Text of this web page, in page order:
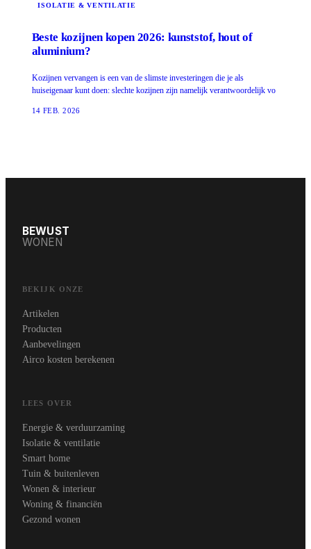
ISOLATIE & VENTILATIE
Beste kozijnen kopen 2026: kunststof, hout of
aluminium?
Kozijnen vervangen is een van de slimste investeringen die je als
huiseigenaar kunt doen: slechte kozijnen zijn namelijk verantwoordelijk vo
14 FEB. 2026
BEWUST
WONEN
BEKIJK ONZE
Artikelen
Producten
Aanbevelingen
Airco kosten berekenen
LEES OVER
Energie & verduurzaming
Isolatie & ventilatie
Smart home
Tuin & buitenleven
Wonen & interieur
Woning & financiën
Gezond wonen